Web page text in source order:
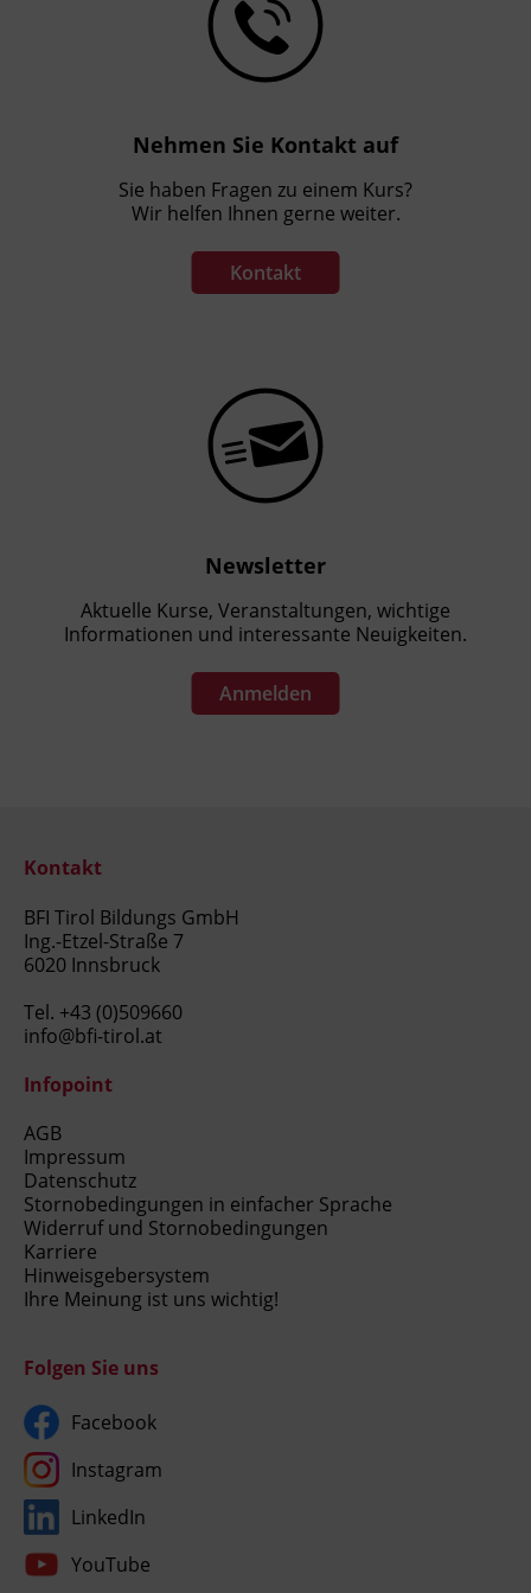
persönlichem Austausch und
selbstbestimmtem Lernen – ideal für eine
effektive und zeitgemäße Weiterbildung.
Förderhinweis
Alle Informationen rund um die AK
Hotline +43 800 225522 1515 erhältlich.
Sichern Sie sich Ihre Zukunftsaktie für Ihre
Nehmen Sie Kontakt auf
Sie haben Fragen zu einem Kurs?
Wir helfen Ihnen gerne weiter.
Kontakt
Newsletter
Aktuelle Kurse, Veranstaltungen, wichtige
Informationen und interessante Neuigkeiten.
Anmelden
Kontakt
BFI Tirol Bildungs GmbH
Ing.-Etzel-Straße 7
6020 Innsbruck
Tel. +43 (0)509660
info@bfi-tirol.at
Infopoint
AGB
Impressum
Datenschutz
Stornobedingungen in einfacher Sprache
Widerruf und Stornobedingungen
Karriere
Hinweisgebersystem
Ihre Meinung ist uns wichtig!
Folgen Sie uns
Facebook
Instagram
LinkedIn
YouTube